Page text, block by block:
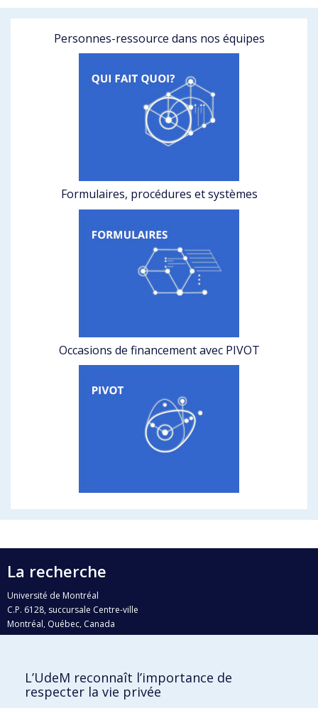
Personnes-ressource dans nos équipes
Formulaires, procédures et systèmes
Occasions de financement avec PIVOT
La recherche
Université de Montréal
C.P. 6128, succursale Centre-ville
Montréal, Québec, Canada
H3C 3J7
Qui fait quoi?
L’UdeM reconnaît l’importance de
respecter la vie privée